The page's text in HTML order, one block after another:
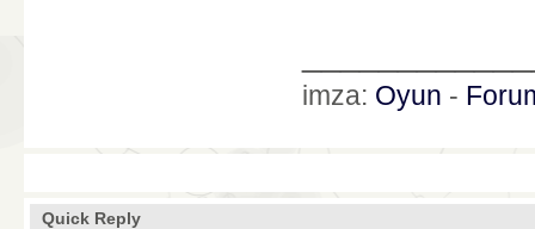
imza: Oyun -
Quick Reply